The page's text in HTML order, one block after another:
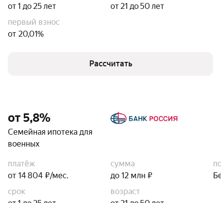
от 1 до 25 лет
от 21 до 50 лет
первый взнос
от 20,01%
Рассчитать
от 5,8%
Семейная ипотека для
военных
платёж
от 14 804 ₽/мес.
сумма
до 12 млн ₽
срок
возраст